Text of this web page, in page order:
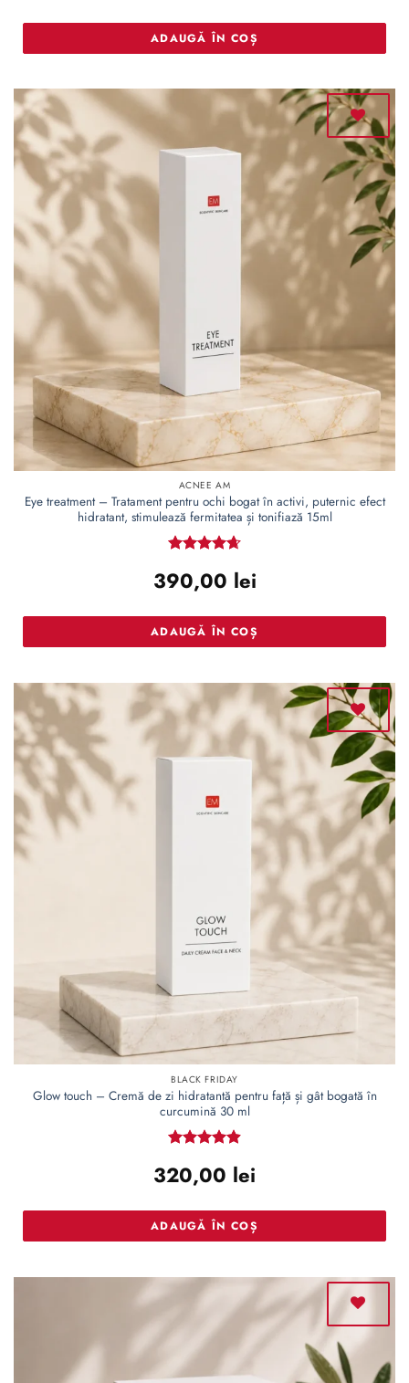
ADAUGĂ ÎN COȘ
Adaugă
la lista
de
dorințe
ACNEE AM
Eye treatment – Tratament pentru ochi bogat în activi, puternic efect
hidratant, stimulează fermitatea și tonifiază 15ml
4.66 din 5
390,00 lei
ADAUGĂ ÎN COȘ
Adaugă
la lista
de
dorințe
BLACK FRIDAY
Glow touch – Cremă de zi hidratantă pentru față și gât bogată în
curcumină 30 ml
4.91 din 5
320,00 lei
ADAUGĂ ÎN COȘ
Adaugă